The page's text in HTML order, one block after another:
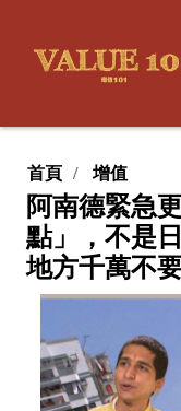
首頁 增值
阿南德緊急
點」，不是
地方千萬不